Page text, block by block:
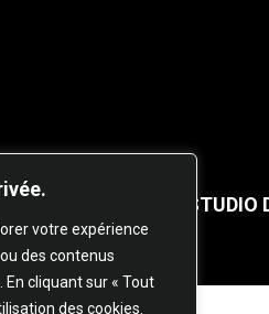
votre expérience
des contenus
cliquant sur « Tout
des cookies.
© 2025 STUDIO